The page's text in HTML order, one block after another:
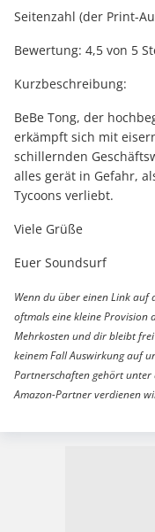
Seitenzahl (der Print-
Bewertung: 4,5 von 5
Kurzbeschreibung:
BeBe Tong, der
erkämpft sich mit
schillernden
alles gerät in Gefahr,
Tycoons verliebt.
Viele Grüße
Euer Soundsurf
Wenn du über einen Link
oftmals eine kleine Provision
Mehrkosten und dir bleibt
keinem Fall Auswirkung auf
Partnerschaften gehört unter
Amazon-Partner verdienen